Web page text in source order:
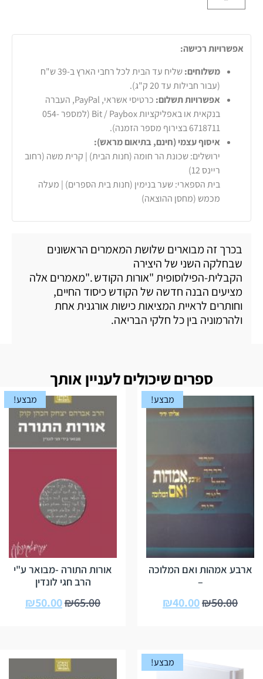
אפשרויות רכישה:
משלוחים:
שליח עד הבית לכל רחבי הארץ ב-39 ש"ח
(עבור חבילות עד 20 ק"ג).
אפשרויות תשלום:
כרטיסי אשראי, PayPal, העברה
בנקאית או באפליקציות Bit / Paybox (למספר 054-
6718711 בצירוף מספר הזמנה).
איסוף עצמי (חינם, בתיאום מראש):
ירושלים: שכונת הר חומה (חנות הבית) | קרית משה (רחוב
ריינס 12)
בית הספארי: שער בנימין (חנות בית הספרים) | מעלה
מכמש (מחסן ההוצאה)
בכרך זה מבוארים שלושת המאמרים הראשונים
שבחלקה השני של היצירה
הקבלית-הפילוסופית"אורות הקודש".מאמרים אלה
מציעים הבנה חדשה של הקודש כיסוד החיים,
וחותרים לראיית המציאות כישות אורגנית אחת
ולהרמוניה בין כל חלקי הבריאה.
ספרים שיכולים לעניין אותך
מבצע!
ארבע אמהות ואם המלוכה
–
₪50.00
₪40.00
מבצע!
אורות התורה -מבואר ע"י
הרב חגי לונדין
₪65.00
₪50.00
מבצע!